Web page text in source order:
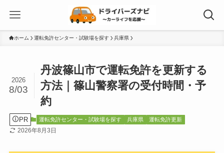
ホーム 運転免許センター・試験場を探す 兵庫県
丹波篠山市で運転免許を更新する
方法｜篠山警察署の受付時間・予
約
2026
8/03
PR 運転免許センター・試験場を探す 兵庫県 運転免許更新
2026年8月3日